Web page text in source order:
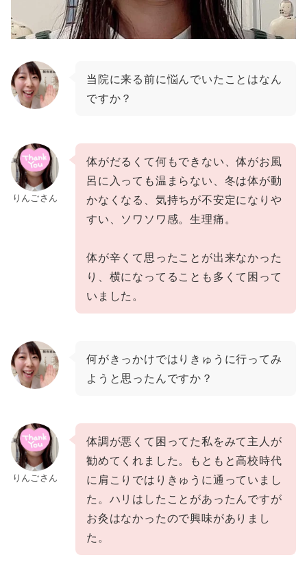
当院に来る前に悩んでいたことはなん
ですか？
りんごさん
体がだるくて何もできない、体がお風
呂に入っても温まらない、冬は体が動
かなくなる、気持ちが不安定になりや
すい、ソワソワ感。生理痛。
体が辛くて思ったことが出来なかった
り、横になってることも多くて困って
いました。
何がきっかけではりきゅうに行ってみ
ようと思ったんですか？
りんごさん
体調が悪くて困ってた私をみて主人が
勧めてくれました。もともと高校時代
に肩こりではりきゅうに通っていまし
た。ハリはしたことがあったんですが
お灸はなかったので興味がありまし
た。